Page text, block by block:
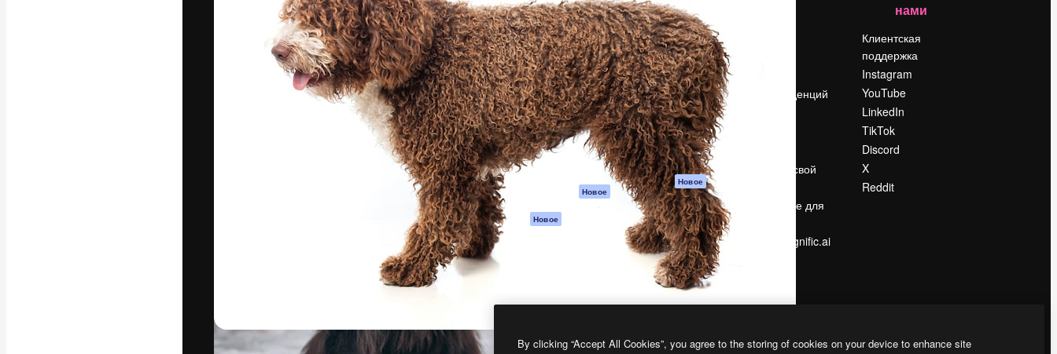
Креативная платформа для создания
ваших лучших работ. Более 1 миллиона
подписчиков среди креаторов,
предприятий, агентств и студий.
Pусский
Spaces
ИИ-помощник
Генератор
изображений ИИ
Генератор видео
ИИ
Генератор голоса
на основе ИИ
Стоковый контент
MCP для
Claude/ChatGPT
Новое
Агенты Новое
API
Мобильное
приложение
Magnific
Academy
Документация по
Пакету ИИ
Служба
поддержки
Условия и
положения
Политика
конфиденциальности
Оригиналы Новое
Политика файлов
cookie
Центр доверия
Партнеры
Предприятие
Поиск тенденций
Продайте свой
Помещение для
Ищете magnific.ai
нами
Клиентская
поддержка
Instagram
YouTube
LinkedIn
TikTok
Discord
X
Reddit
By clicking “Accept All Cookies”, you agree to the storing of cookies on your device to enhance site